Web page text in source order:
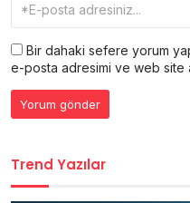
Bir dahaki sefere yorum
e-posta adresimi ve web site
Trend Yazılar